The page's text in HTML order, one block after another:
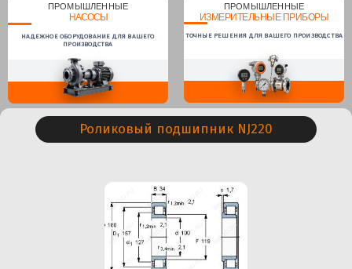
ПРОМЫШЛЕННЫЕ
НАСОСЫ
НАДЕЖНОЕ ОБОРУДОВАНИЕ ДЛЯ ВАШЕГО
ПРОИЗВОДСТВА
ПРОМЫШЛЕННЫЕ
ИЗМЕРИТЕЛЬНЫЕ ПРИБОРЫ
ТОЧНЫЕ РЕШЕНИЯ ДЛЯ ВАШЕГО ПРОИЗВОДСТВА
Роликовый подшипник NJ220